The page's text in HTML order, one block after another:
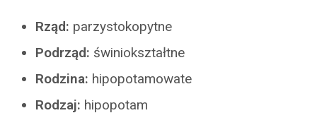
Rząd: parzystokopytne
Podrząd: świniokształtne
Rodzina: hipopotamowate
Rodzaj: hipopotam